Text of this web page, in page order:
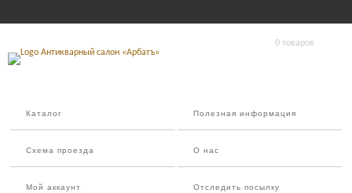
0 товаров
Каталог Полезная информация
Схема проезда О нас
Мой аккаунт Отследить посылку